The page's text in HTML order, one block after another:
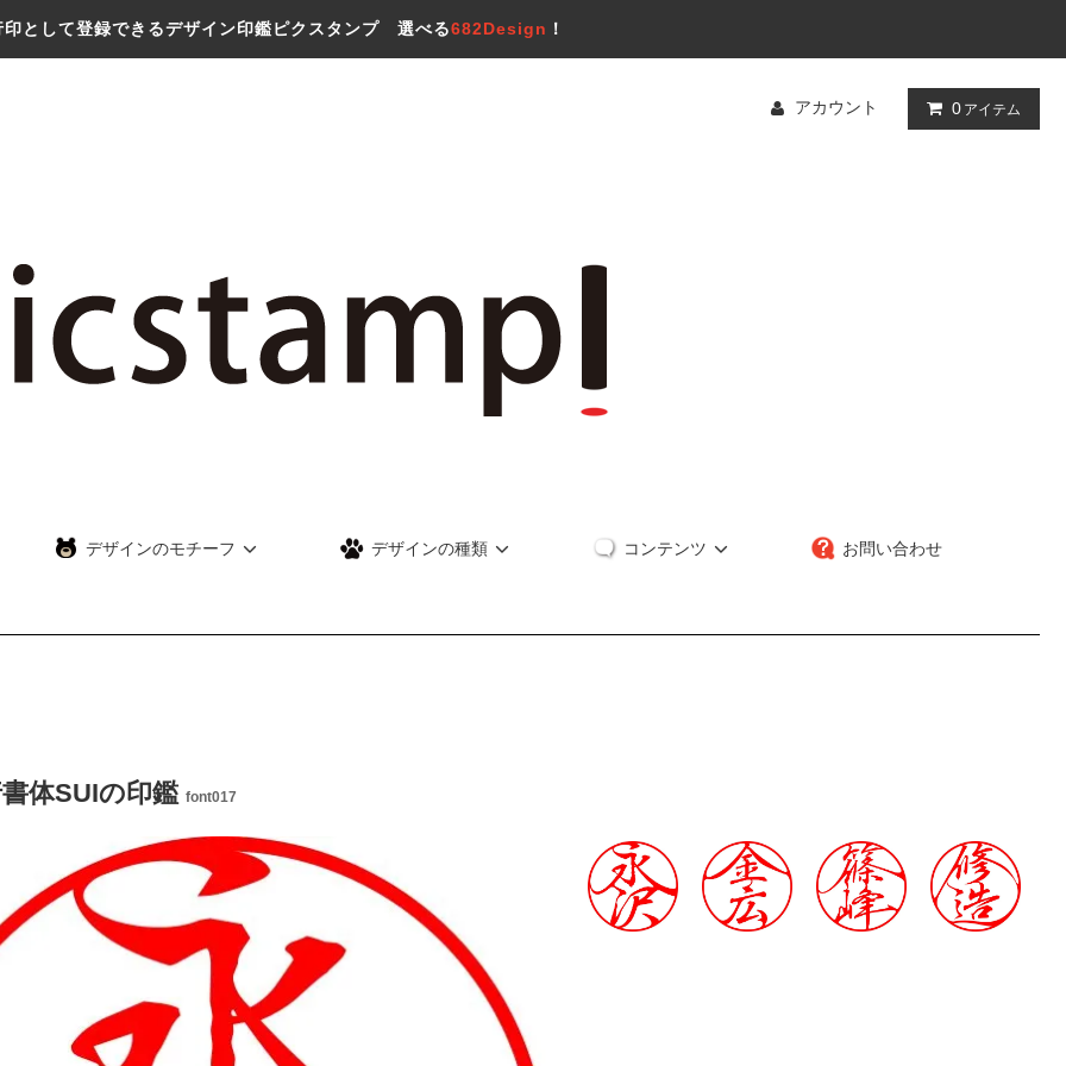
印として登録できるデザイン印鑑ピクスタンプ 選べる682Design ！
アカウント 0 アイテム
デザインのモチーフ デザインの種類 コンテンツ お問い合わせ
体SUIの印鑑 font017